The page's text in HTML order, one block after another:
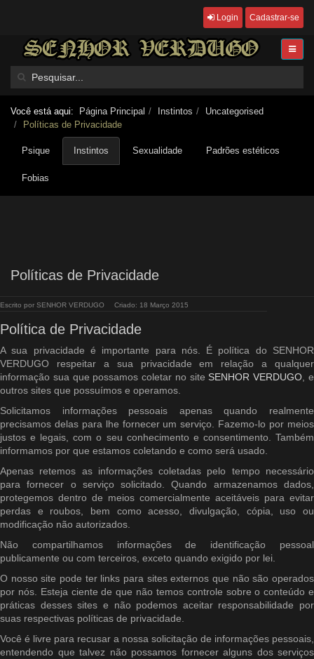
Login Cadastrar-se
Você está aqui: Página Principal Instintos
Uncategorised
Políticas de Privacidade
Psique Instintos Sexualidade Padrões estéticos
Fobias
Políticas de Privacidade
Escrito por SENHOR VERDUGO Criado: 18 Março 2015
Política de Privacidade
A sua privacidade é importante para nós. É política do SENHOR
VERDUGO respeitar a sua privacidade em relação a qualquer
informação sua que possamos coletar no site SENHOR VERDUGO , e
outros sites que possuímos e operamos.
Solicitamos informações pessoais apenas quando realmente
precisamos delas para lhe fornecer um serviço. Fazemo-lo por meios
justos e legais, com o seu conhecimento e consentimento. Também
informamos por que estamos coletando e como será usado.
Apenas retemos as informações coletadas pelo tempo necessário
para fornecer o serviço solicitado. Quando armazenamos dados,
protegemos dentro de meios comercialmente aceitáveis ​​para evitar
perdas e roubos, bem como acesso, divulgação, cópia, uso ou
modificação não autorizados.
Não compartilhamos informações de identificação pessoal
publicamente ou com terceiros, exceto quando exigido por lei.
O nosso site pode ter links para sites externos que não são operados
por nós. Esteja ciente de que não temos controle sobre o conteúdo e
práticas desses sites e não podemos aceitar responsabilidade por
suas respectivas políticas de privacidade.
Você é livre para recusar a nossa solicitação de informações pessoais,
entendendo que talvez não possamos fornecer alguns dos serviços